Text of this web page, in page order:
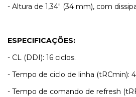
- Altura de 1,34" (34 mm), com
ESPECIFICAÇÕES:
- CL (DDI): 16 ciclos.
- Tempo de ciclo de linha (tRCmin):
- Tempo de comando de refresh